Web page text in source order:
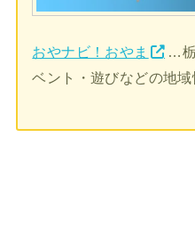
おやナビ！おやま
…
ベント・遊びなどの地域